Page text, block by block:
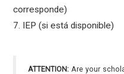
corresponde)
7. IEP (si está disponible)
ATTENTION: Are your